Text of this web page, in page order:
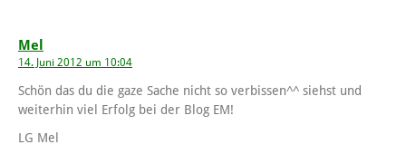
Mel
14. Juni 2012 um 10:04
Schön das du die gaze Sache nicht so verbissen^^ siehst und
weiterhin viel Erfolg bei der Blog EM!
LG Mel